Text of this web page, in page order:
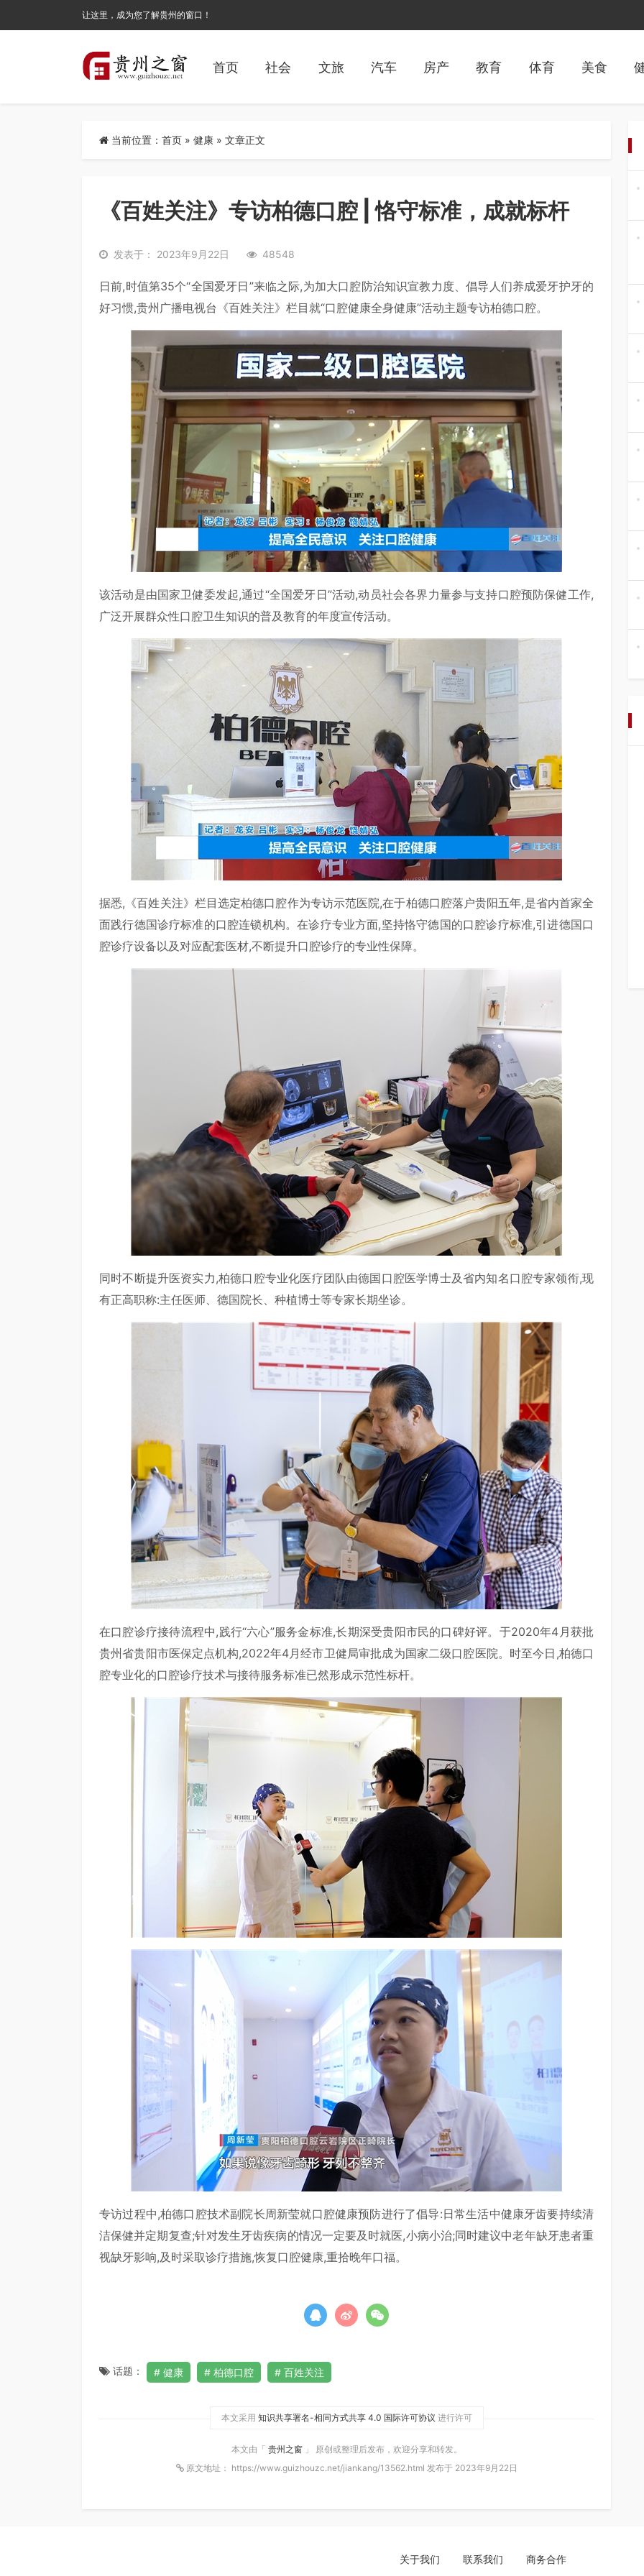
让这里，成为您了解贵州的窗口！
首页 社会 文旅 汽车 房产 教育 体育 美食
当前位置： 首页 » 健康 » 文章正文
《百姓关注》专访柏德口腔 | 恪守标准，成就标杆
发表于： 2023年9月22日 48548
日前,时值第35个“全国爱牙日”来临之际,为加大口腔防治知识宣教力度、倡导人们养成爱牙护牙的
好习惯,贵州广播电视台《百姓关注》栏目就“口腔健康全身健康”活动主题专访柏德口腔。
该活动是由国家卫健委发起,通过“全国爱牙日”活动,动员社会各界力量参与支持口腔预防保健工作,
广泛开展群众性口腔卫生知识的普及教育的年度宣传活动。
据悉,《百姓关注》栏目选定柏德口腔作为专访示范医院,在于柏德口腔落户贵阳五年,是省内首家全
面践行德国诊疗标准的口腔连锁机构。在诊疗专业方面,坚持恪守德国的口腔诊疗标准,引进德国口
腔诊疗设备以及对应配套医材,不断提升口腔诊疗的专业性保障。
同时不断提升医资实力,柏德口腔专业化医疗团队由德国口腔医学博士及省内知名口腔专家领衔,现
有正高职称:主任医师、德国院长、种植博士等专家长期坐诊。
在口腔诊疗接待流程中,践行“六心”服务金标准,长期深受贵阳市民的口碑好评。于2020年4月获批
贵州省贵阳市医保定点机构,2022年4月经市卫健局审批成为国家二级口腔医院。时至今日,柏德口
腔专业化的口腔诊疗技术与接待服务标准已然形成示范性标杆。
专访过程中,柏德口腔技术副院长周新莹就口腔健康预防进行了倡导:日常生活中健康牙齿要持续清
洁保健并定期复查;针对发生牙齿疾病的情况一定要及时就医,小病小治;同时建议中老年缺牙患者重
视缺牙影响,及时采取诊疗措施,恢复口腔健康,重拾晚年口福。
话题： 健康 柏德口腔 百姓关注
本文采用 知识共享署名-相同方式共享 4.0 国际许可协议 进行许可
本文由「 贵州之窗 」 原创或整理后发布，欢迎分享和转发。
原文地址： https://www.guizhouzc.net/jiankang/13562.html 发布于 2023年9月22日
关于我们 联系我们 商务合作